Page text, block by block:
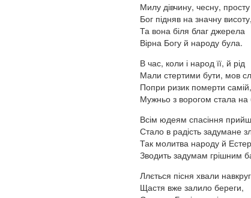
Милу дівчину, чесну, просту
Бог підняв на значну висоту,
Та вона біля благ джерела
Вірна Богу й народу була.
В час, коли і народ її, й рід
Мали стертими бути, мов
Попри ризик померти самій,
Мужньо з ворогом стала на
Всім юдеям спасіння
Стало в радість задумане
Так молитва народу й Естер
Зводить задумам грішним
Ллється пісня хвали
Щастя вже залило береги,